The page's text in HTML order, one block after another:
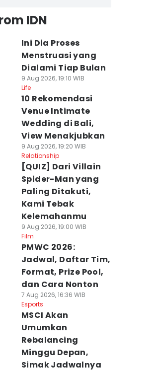
IDN
Ini Dia Proses
Menstruasi yang
Dialami Tiap Bulan
9 Aug 2026, 19:10 WIB
Life
10 Rekomendasi
Venue Intimate
Wedding di Bali,
View Menakjubkan
9 Aug 2026, 19:20 WIB
Relationship
[QUIZ] Dari Villain
Spider-Man yang
Paling Ditakuti,
Kami Tebak
Kelemahanmu
9 Aug 2026, 19:00 WIB
Film
PMWC 2026:
Jadwal, Daftar Tim,
Format, Prize Pool,
dan Cara Nonton
7 Aug 2026, 16:36 WIB
Esports
MSCI Akan
Umumkan
Rebalancing
Minggu Depan,
Simak Jadwalnya